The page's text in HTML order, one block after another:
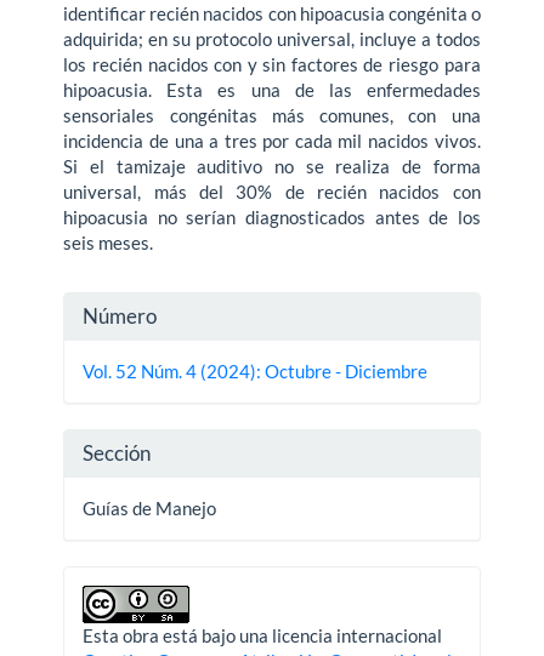
identificar recién nacidos con hipoacusia congénita o
adquirida; en su protocolo universal, incluye a todos
los recién nacidos con y sin factores de riesgo para
hipoacusia. Esta es una de las enfermedades
sensoriales congénitas más comunes, con una
incidencia de una a tres por cada mil nacidos vivos.
Si el tamizaje auditivo no se realiza de forma
universal, más del 30% de recién nacidos con
hipoacusia no serían diagnosticados antes de los
seis meses.
Detalles
del
Número
Vol. 52 Núm. 4 (2024): Octubre - Diciembre
Sección
Guías de Manejo
Esta obra está bajo una licencia internacional